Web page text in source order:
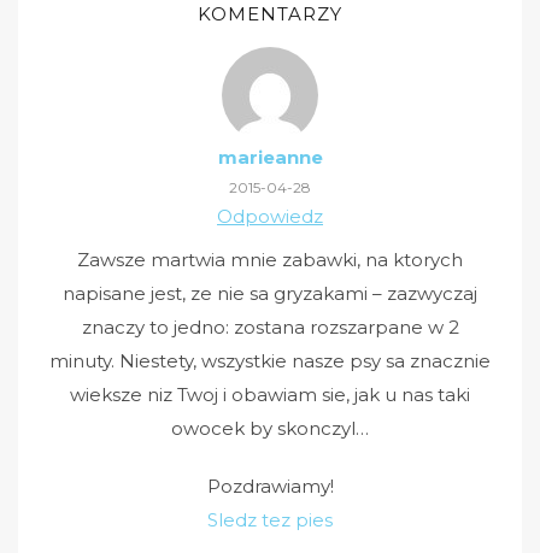
KOMENTARZY
marieanne
2015-04-28
Odpowiedz
Zawsze martwia mnie zabawki, na ktorych
napisane jest, ze nie sa gryzakami – zazwyczaj
znaczy to jedno: zostana rozszarpane w 2
minuty. Niestety, wszystkie nasze psy sa znacznie
wieksze niz Twoj i obawiam sie, jak u nas taki
owocek by skonczyl…
Pozdrawiamy!
Sledz tez pies